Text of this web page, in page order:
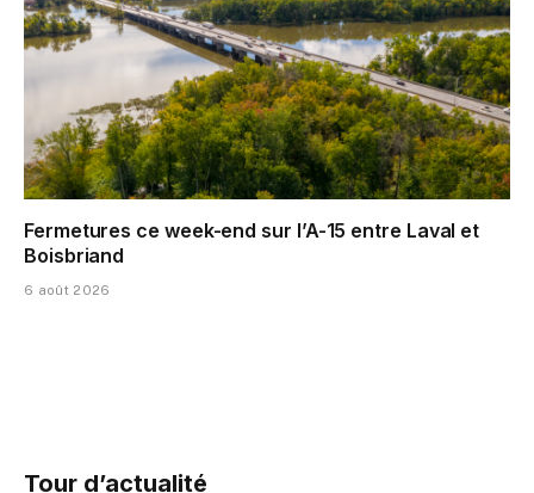
Fermetures ce week-end sur l’A-15 entre Laval et
Boisbriand
6 août 2026
Tour d’actualité